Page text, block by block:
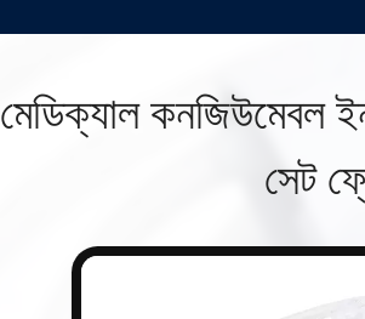
মেডিক্যাল কনজিউমেবল
সেট